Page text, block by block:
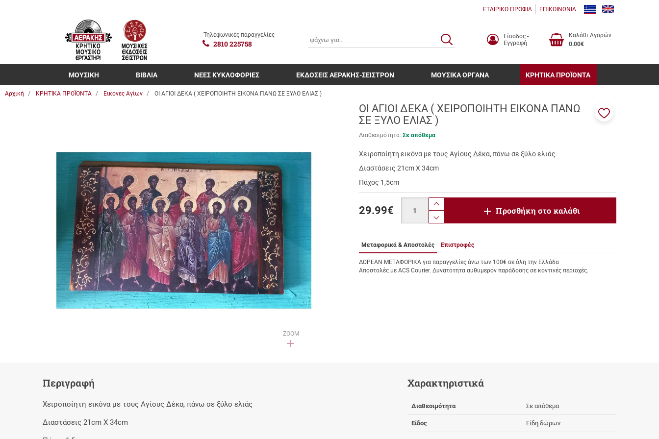
ΕΤΑΙΡΙΚΟ ΠΡΟΦΙΛ ΕΠΙΚΟΙΝΩΝΙΑ
Τηλεφωνικές παραγγελίες
2810 225758
ΑΝΑΖΗΤΗΣΗ
Είσοδος -
Εγγραφή
Καλάθι Αγορών
0.00€
ΜΟΥΣΙΚΗ ΒΙΒΛΙΑ ΝΕΕΣ ΚΥΚΛΟΦΟΡΙΕΣ ΕΚΔΟΣΕΙΣ ΑΕΡΑΚΗΣ-ΣΕΙΣΤΡΟΝ ΜΟΥΣΙΚΑ ΟΡΓΑΝΑ ΚΡΗΤΙΚΑ ΠΡΟΪΟΝΤΑ
Αρχική ΚΡΗΤΙΚΑ ΠΡΟΪΟΝΤΑ Εικόνες Αγίων ΟΙ ΑΓΙΟΙ ΔΕΚΑ ( ΧΕΙΡΟΠΟΙΗΤΗ ΕΙΚΟΝΑ ΠΑΝΩ ΣΕ ΞΥΛΟ ΕΛΙΑΣ )
ZOOM
ΟΙ ΑΓΙΟΙ ΔΕΚΑ ( ΧΕΙΡΟΠΟΙΗΤΗ ΕΙΚΟΝΑ ΠΑΝΩ
ΣΕ ΞΥΛΟ ΕΛΙΑΣ )
Διαθεσιμότητα: Σε απόθεμα
Χειροποίητη εικόνα με τους Αγίους Δέκα, πάνω σε ξύλο ελιάς
Διαστάσεις 21cm X 34cm
Πάχος 1,5cm
29.99€
product.increase.quantity
product.decrease.quantity
Προσθήκη στο καλάθι
Μεταφορικά & Αποστολές Επιστροφές
ΔΩΡΕΑΝ ΜΕΤΑΦΟΡΙΚΑ για παραγγελίες άνω των 100€ σε όλη την Ελλάδα
Αποστολές με ACS Courier. Δυνατότητα αυθυμερόν παράδοσης σε κοντινές περιοχές.
Περιγραφή
Χειροποίητη εικόνα με τους Αγίους Δέκα, πάνω σε ξύλο ελιάς
Διαστάσεις 21cm X 34cm
Χαρακτηριστικά
Διαθεσιμότητα Σε απόθεμα
Είδος Είδη δώρων